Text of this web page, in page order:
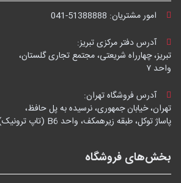
امور مشتریان: 041-51388888
آدرس دفتر مرکزی تبریز:
تبریز، چهارراه شریعتی، مجتمع تجاری گلستان،
واحد ۷
آدرس فروشگاه تهران:
تهران، خیابان جمهوری، نرسیده به پل حافظ،
پاساژ توکل، طبقه زیرهمکف، واحد B6 (تاپ ترونیک)
بخش‌های فروشگاه